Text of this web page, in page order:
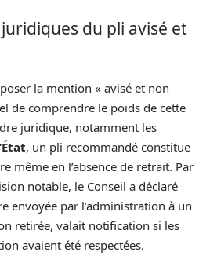
du pli avisé et
la mention « avisé et non
de comprendre le poids de cette
juridique, notamment les
, un pli recommandé constitue
même en l’absence de retrait. Par
notable, le Conseil a déclaré
envoyée par l’administration à un
retirée, valait notification si les
avaient été respectées.